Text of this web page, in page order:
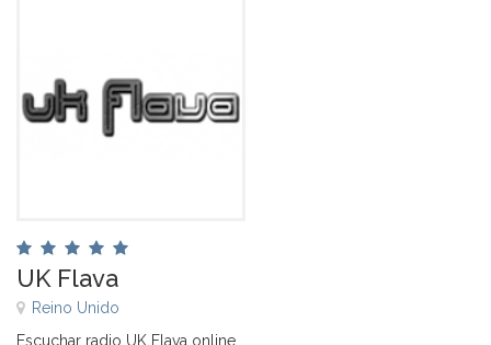
UK Flava
Reino Unido
Escuchar radio UK Flava online